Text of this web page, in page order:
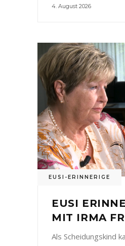
4. August 2026
EUSI-ERINNERIGE
EUSI
MIT IRMA
Als Scheidungskind